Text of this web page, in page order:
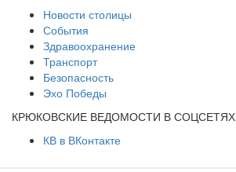
Новости столицы
События
Здравоохранение
Транспорт
Безопасность
Эхо Победы
КРЮКОВСКИЕ ВЕДОМОСТИ В СОЦСЕТЯХ
КВ в ВКонтакте